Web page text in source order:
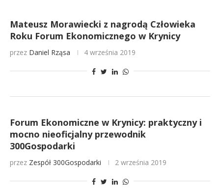
Mateusz Morawiecki z nagrodą Człowieka
Roku Forum Ekonomicznego w Krynicy
przez Daniel Rząsa 4 września 2019
Forum Ekonomiczne w Krynicy: praktyczny i
mocno nieoficjalny przewodnik
300Gospodarki
przez Zespół 300Gospodarki 2 września 2019